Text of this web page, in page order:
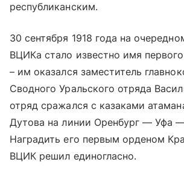
республиканским.
30 сентября 1918 года на
ВЦИКа стало известно имя
– им оказался заместитель
Сводного Уральского отряда
отряд сражался с казаками
Дутова на линии Оренбург — Уфа
Наградить его первым орденом
ВЦИК решил единогласно.